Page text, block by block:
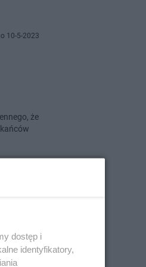
10-5-2023
że
dostęp i
identyfikatory,